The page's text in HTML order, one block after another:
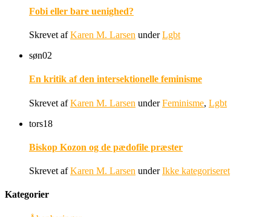
Fobi eller bare uenighed?
Skrevet afKaren M. Larsen underLgbt
søn02
En kritik af den intersektionelle feminisme
Skrevet afKaren M. Larsen underFeminisme, Lgbt
tors18
Biskop Kozon og de pædofile præster
Skrevet afKaren M. Larsen underIkke kategoriseret
Kategorier